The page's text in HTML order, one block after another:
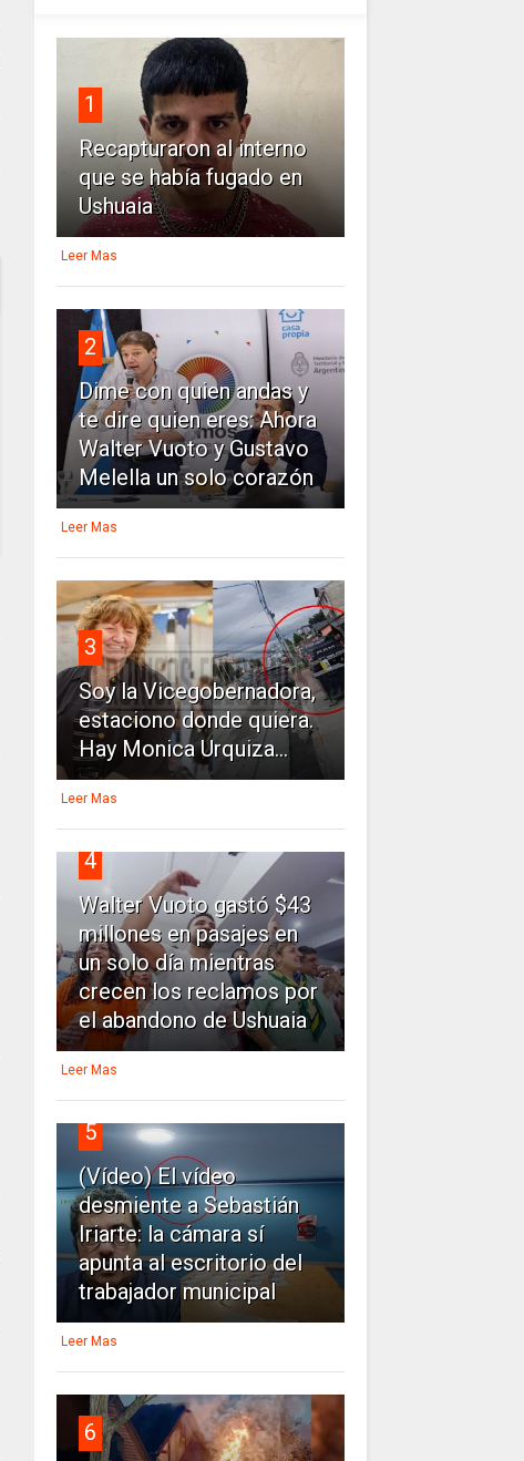
1
Recapturaron al interno
que se había fugado en
Ushuaia
Leer Mas
2
Dime con quien andas y
te dire quien eres: Ahora
Walter Vuoto y Gustavo
Melella un solo corazón
Leer Mas
3
Soy la Vicegobernadora,
estaciono donde quiera.
Hay Monica Urquiza...
Leer Mas
4
Walter Vuoto gastó $43
millones en pasajes en
un solo día mientras
crecen los reclamos por
el abandono de Ushuaia
Leer Mas
5
(Vídeo) El vídeo
desmiente a Sebastián
Iriarte: la cámara sí
apunta al escritorio del
trabajador municipal
Leer Mas
6